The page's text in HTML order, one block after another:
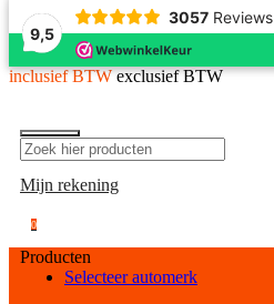
9,5
3057 Reviews
inclusief BTW exclusief BTW
Mijn rekening
0
Producten
Selecteer automerk